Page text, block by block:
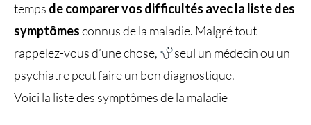
temps de comparer vos difficultés avec la liste des
symptômesconnus de la maladie. Malgré tout
rappelez-vous d’une chose,
seul un médecin ou un
psychiatre peut faire un bon diagnostique.
Voici la liste des symptômes de la maladie